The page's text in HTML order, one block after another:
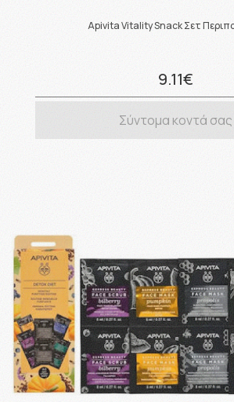
Apivita Vitality Snack Σετ
9.11€
Σύντομα κοντά σας